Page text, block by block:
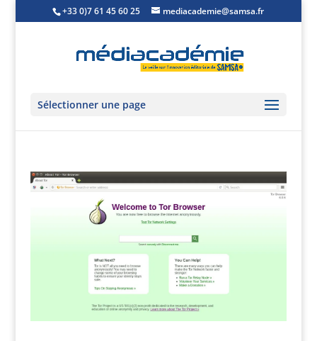
+33 0)7 61 45 60 25 mediacademie@samsa.fr
Sélectionner une page